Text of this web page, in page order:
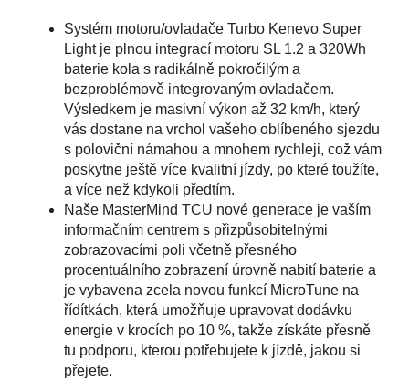
Systém motoru/ovladače Turbo Kenevo Super
Light je plnou integrací motoru SL 1.2 a 320Wh
baterie kola s radikálně pokročilým a
bezproblémově integrovaným ovladačem.
Výsledkem je masivní výkon až 32 km/h, který
vás dostane na vrchol vašeho oblíbeného sjezdu
s poloviční námahou a mnohem rychleji, což vám
poskytne ještě více kvalitní jízdy, po které toužíte,
a více než kdykoli předtím.
Naše MasterMind TCU nové generace je vaším
informačním centrem s přizpůsobitelnými
zobrazovacími poli včetně přesného
procentuálního zobrazení úrovně nabití baterie a
je vybavena zcela novou funkcí MicroTune na
řídítkách, která umožňuje upravovat dodávku
energie v krocích po 10 %, takže získáte přesně
tu podporu, kterou potřebujete k jízdě, jakou si
přejete.